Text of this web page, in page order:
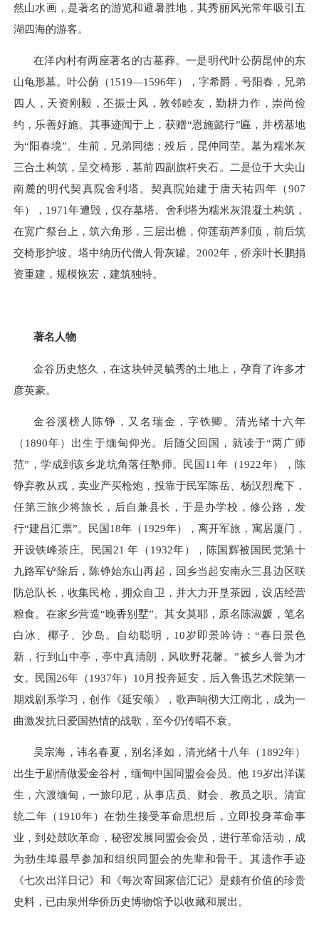
然山水画，是著名的游览和避暑胜地，其秀丽风光常年吸引五
湖四海的游客。
在洋内村有两座著名的古墓葬。一是明代叶公荫昆仲的东
山龟形墓。叶公荫（1519—1596年），字希爵，号阳春，兄弟
四人，天资刚毅，丕振士风，敦邻睦友，勤耕力作，崇尚俭
约，乐善好施。其事迹闻于上，获赠“恩施懿行”匾，并榜基地
为“阳春境”。生前，兄弟同德；殁后，昆仲同茔。墓为糯米灰
三合土构筑，呈交椅形，墓前四副旗杆夹石。二是位于大尖山
南麓的明代契真院舍利塔。契真院始建于唐天祐四年（907
年）， 1971年遭毁，仅存墓塔。舍利塔为糯米灰混凝土构筑，
在宽广祭台上，筑六角形，三层出檐，仰莲葫芦刹顶，前后筑
交椅形护坡。塔中纳历代僧人骨灰罐。 2002年，侨亲叶长鹏捐
资重建，规模恢宏，建筑独特。
著名人物
金谷历史悠久，在这块钟灵毓秀的土地上，孕育了许多才
彦英豪。
金谷溪榜人陈铮，又名瑞金，字铁卿。清光绪十六年
（1890年）出生于缅甸仰光。后随父回国，就读于“两广师
范”，学成到该乡龙坑角落任塾师。民国11 年（1922年），陈
铮弃教从戎，卖业产买枪炮，投靠于民军陈岳、杨汉烈麾下，
任第三旅少将旅长，后自兼县长，于是办学校，修公路，发
行“建昌汇票”。民国18年（ 1929年），离开军旅，寓居厦门，
开设铁峰茶庄。民国21年（ 1932年），陈国辉被国民党第十
九路军铲除后，陈铮始东山再起，回乡当起安南永三县边区联
防总队长，收集民枪，拥众自卫，并大力开垦茶园，设店经营
粮食。在家乡营造“晚香别墅”。其女莫耶，原名陈淑媛，笔名
白冰、椰子、沙岛。自幼聪明， 10岁即景吟诗：“春日景色
新，行到山中亭，亭中真清朗，风吹野花馨。”被乡人誉为才
女。民国26年（1937年） 10 月投奔延安，后入鲁迅艺术院第一
期戏剧系学习，创作《延安颂》，歌声响彻大江南北，成为一
曲激发抗日爱国热情的战歌，至今仍传唱不衰。
吴宗海，讳名春夏，别名泽如，清光绪十八年（1892年）
出生于剧情做爱金谷村，缅甸中国同盟会会员。他 19岁出洋谋
生，六渡缅甸，一旅印尼，从事店员、财会、教员之职。清宣
统二年（ 1910年）在勃生接受革命思想后，立即投身革命事
业，到处鼓吹革命，秘密发展同盟会会员，进行革命活动，成
为勃生埠最早参加和组织同盟会的先辈和骨干。其遗作手迹
《七次出洋日记》和《每次寄回家信汇记》是颇有价值的珍贵
史料，已由泉州华侨历史博物馆予以收藏和展出。